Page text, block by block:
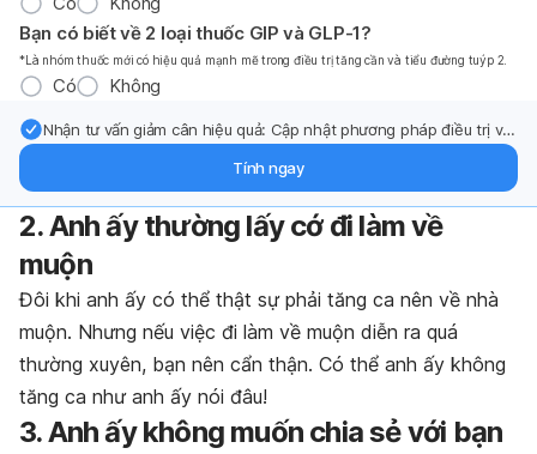
Bạn có biết về 2 loại thuốc GIP và GLP-1?
*Là nhóm thuốc mới có hiệu quả mạnh mẽ trong điều trị tăng cần và tiểu đường tuýp 2.
Có Không
Nhận tư vấn giảm cân hiệu quả: Cập nhật phương pháp điều trị và
Tính ngay
2. Anh ấy thường lấy cớ đi làm về
muộn
Đôi khi anh ấy có thể thật sự phải tăng ca nên về nhà
muộn. Nhưng nếu việc đi làm về muộn diễn ra quá
thường xuyên, bạn nên cẩn thận. Có thể anh ấy không
tăng ca như anh ấy nói đâu!
3. Anh ấy không muốn chia sẻ với bạn